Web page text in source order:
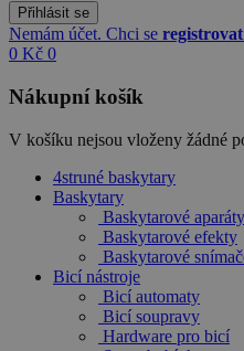
Přihlásit se
Nemám účet. Chci se registrovat
0 Kč 0
Nákupní košík
V košíku nejsou vloženy žádné
4struné baskytary
Baskytary
Baskytarové aparáty
Baskytarové efekty
Baskytarové
Bicí nástroje
Bicí automaty
Bicí soupravy
Hardware pro bicí